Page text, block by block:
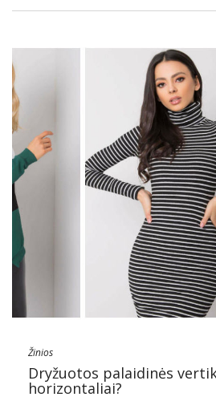
Žinios
Dryžuotos palaidinės
horizontaliai?